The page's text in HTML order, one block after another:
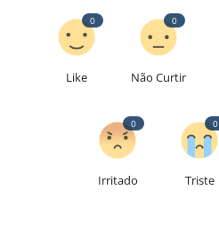
Like
0
Não Curtir
0
Irritado
0
Triste
0